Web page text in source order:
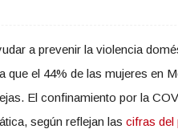
a prevenir la violencia
que el 44% de las mujeres en
El confinamiento por la
según reflejan lascifras del